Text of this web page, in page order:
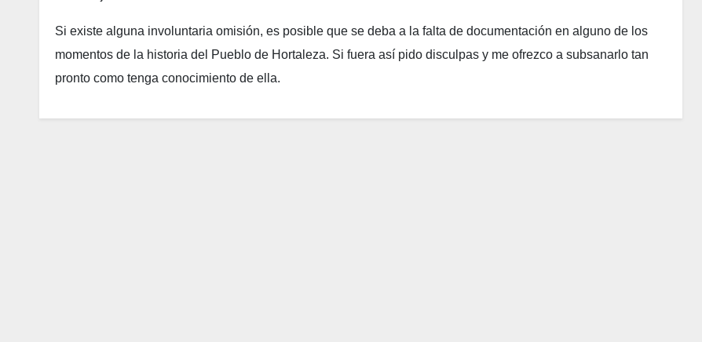
Si existe alguna involuntaria omisión, es posible que se deba a la falta de documentación en alguno de los
momentos de la historia del Pueblo de Hortaleza. Si fuera así pido disculpas y me ofrezco a subsanarlo tan
pronto como tenga conocimiento de ella.